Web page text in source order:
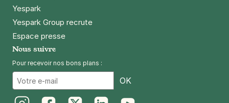
Yespark
Yespark Group recrute
Espace presse
Nous suivre
Pour recevoir nos bons plans :
OK